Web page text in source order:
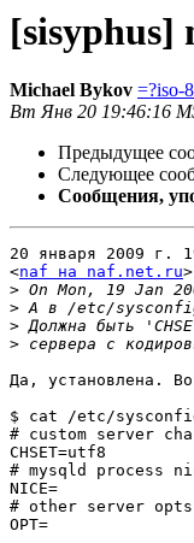
[sisyphus]
Michael Bykov =?iso-
Вт Янв 20 19:46:16
Предыдущее
Следующее
Сообщения,
20 января 2009 г.
<naf на naf.net.ru
>
>
>
>
Да, установлена.
$ cat /etc/
# custom server
CHSET=utf8
# mysqld process
NICE=
# other server opts
OPT=